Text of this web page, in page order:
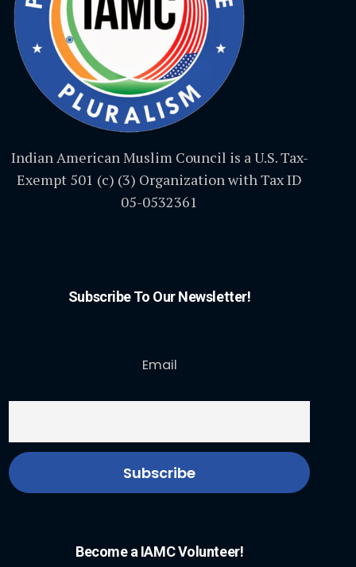
Indian American Muslim Council is a U.S. Tax-
Exempt 501 (c) (3) Organization with Tax ID
05-0532361
Subscribe To Our Newsletter!
Email
Become a IAMC Volunteer!